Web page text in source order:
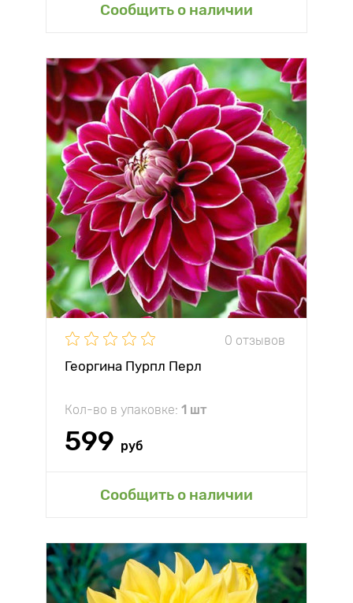
Сообщить о наличии
0 отзывов
Георгина Пурпл Перл
Кол-во в упаковке: 1 шт
599 руб
Сообщить о наличии